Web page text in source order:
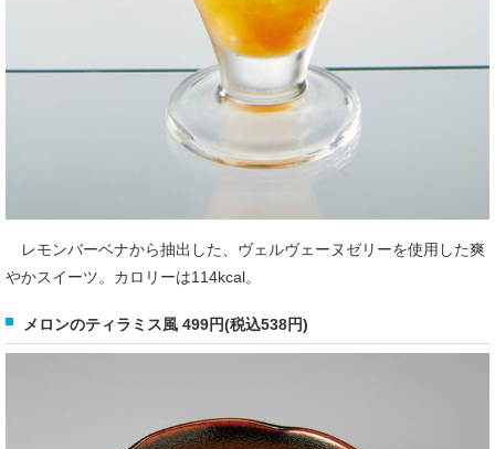
レモンバーベナから抽出した、ヴェルヴェーヌゼリーを使用した爽
やかスイーツ。カロリーは114kcal。
メロンのティラミス風 499円(税込538円)